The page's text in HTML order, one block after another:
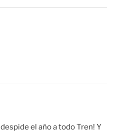
despide el año a todo Tren! Y